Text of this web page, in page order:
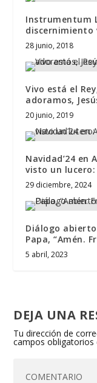
Instrumentum
discernimiento
28 junio, 2018
Vivo está el
adoramos,
20 junio, 2019
Navidad’24 en
visto un
29 diciembre, 2024
Diálogo
Papa, “Amén.
5 abril, 2023
DEJA UNA
Tu dirección de
campos